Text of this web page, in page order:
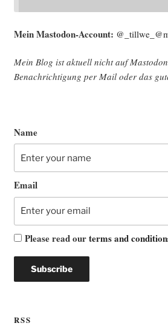
Mein Mast­o­don-Account:
Mein Blog ist aktu­ell nicht auf
Benach­rich­ti­gung per Mail oder das
Name
Email
Please read ourterms and
RSS